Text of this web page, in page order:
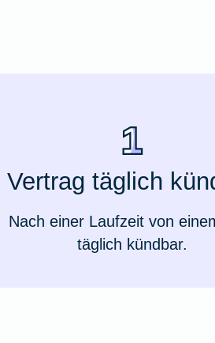
Vertrag täglich
Nach einer Laufzeit von
täglich kündbar.